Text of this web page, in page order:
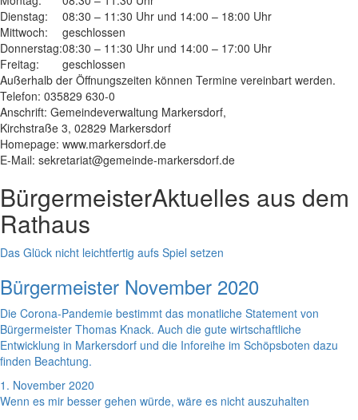
Dienstag:
08:30 – 11:30 Uhr und 14:00 – 18:00 Uhr
Mittwoch:
geschlossen
Donnerstag:08:30 – 11:30 Uhr und 14:00 – 17:00 Uhr
Freitag:
geschlossen
Außerhalb der Öffnungszeiten können Termine vereinbart werden.
Telefon: 035829 630-0
Anschrift: Gemeindeverwaltung Markersdorf,
Kirchstraße 3, 02829 Markersdorf
Homepage: www.markersdorf.de
E-Mail: sekretariat@gemeinde-markersdorf.de
BürgermeisterAktuelles aus dem
Rathaus
Das Glück nicht leichtfertig aufs Spiel setzen
Bürgermeister November 2020
Die Corona-Pandemie bestimmt das monatliche Statement von
Bürgermeister Thomas Knack. Auch die gute wirtschaftliche
Entwicklung in Markersdorf und die Inforeihe im Schöpsboten dazu
finden Beachtung.
1. November 2020
Wenn es mir besser gehen würde, wäre es nicht auszuhalten